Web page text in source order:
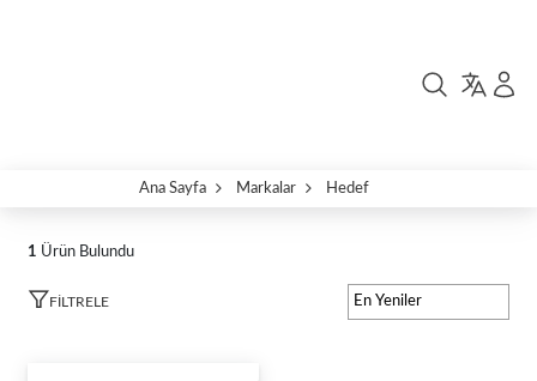
Ana Sayfa Markalar Hedef
1 Ürün Bulundu
FILTRELE